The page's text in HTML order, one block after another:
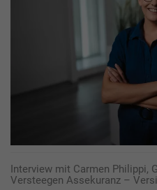
Interview mit Carmen Philippi,
Versteegen Assekuranz –